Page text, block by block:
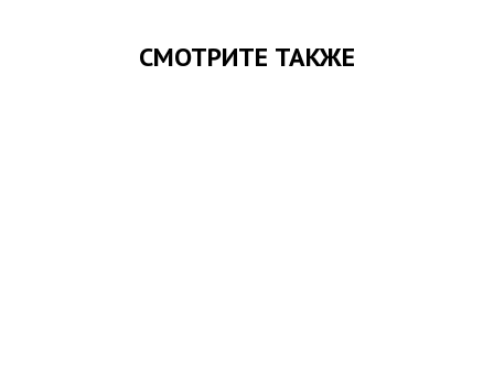
СМОТРИТЕ ТАКЖЕ